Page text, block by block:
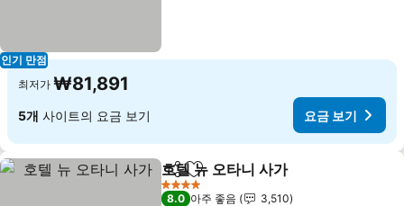
인기 만점
최저가 ₩81,891
5개 사이트의 요금 보기 요금 보기
공유 즐겨찾기에 추가
호텔 뉴 오타니 사가
4 성급
8.0 아주 좋음
3,510